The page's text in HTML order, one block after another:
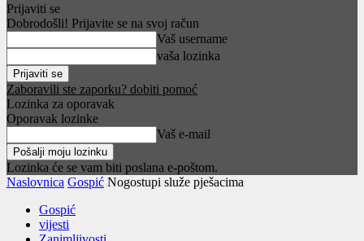
Prijaviti se
Dobrodošli! Prijavite se na svoj račun
Vaš username
vaša lozinka
Zaboravili ste zaporku? dobiti pomoć
Lozinka za oporavak
Oporavak lozinke
Vaš e-mail
Lozinka će se vam biti poslana e-poštom.
Naslovnica Gospić Nogostupi služe pješacima
Gospić
vijesti